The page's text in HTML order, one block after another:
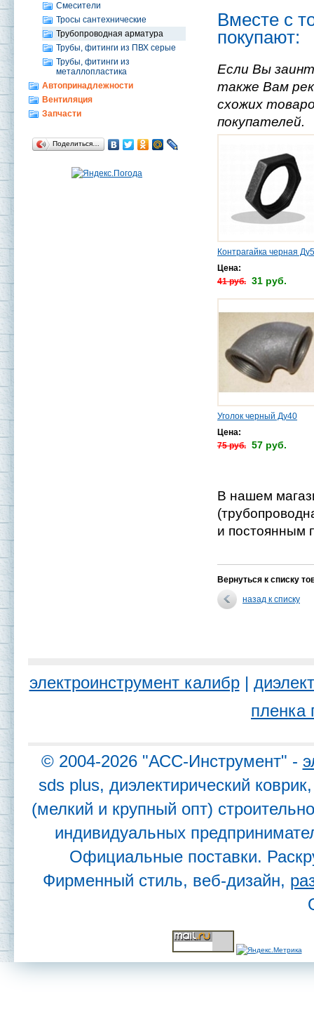
Смесители
Тросы сантехнические
Трубопроводная арматура
Трубы, фитинги из ПВХ серые
Трубы, фитинги из
металлопластика
Автопринадлежности
Вентиляция
Запчасти
Поделиться…
Вместе с
покупают:
Если Вы
также Вам
схожих
покупателей.
Контрагайка черная
Цена:
41 руб. 31 руб.
Уголок черный Ду40
Цена:
75 руб. 57 руб.
В нашем
и постоянным
Вернуться к списку
назад к списку
электроинструмент калибр|
пленка
© 2004-2026 "АСС-Инструмент" -
sds plus, диэлектирический
(мелкий и крупный опт)
индивидуальных
Официальные поставки.
Фирменный стиль, веб-дизайн,